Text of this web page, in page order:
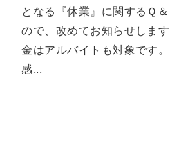
となる『休業』に関するＱ
ので、改めてお知らせしま
金はアルバイトも対象です
感...